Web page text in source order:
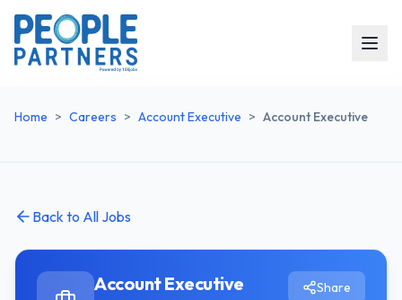
Home > Careers > Account Executive > Account Executive
Back to All Jobs
Account Executive Share